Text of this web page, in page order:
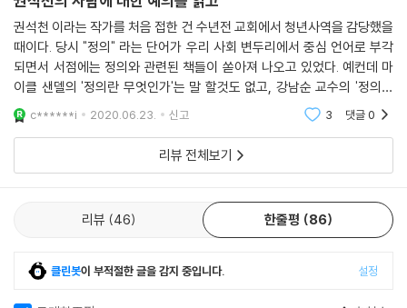
“인간의 비극은 스스로를 믿기 시작할 때부터 출발한다”
‘해야 한다’는 결론 대신 우리에게 필요한 것!
‘사람에 대한 예의’를 묻고 대답해보는 경험
극단으로 나뉜 한국 사회에서 글을 쓰는 일은 어렵고 두려운 일이다. 여러
갈래 의견이 함께 어울릴 수 있는 공간이 사라졌기 때문이다. 권석천은 그
틈바구니에서 의무감이 아니라 즐거움으로, ‘해야 한다’는 결론에 집중하
기보다 이야기를 갖고 노는 느낌으로 세상과 사람에 대한 이야기를 써보고
싶었다고 고백한다. 침착하고 성찰적인 글로 잘 알려진 기자 권석천, 스스
로 즐거움이라고 표현할 만큼 다르게 쓰려는 욕망이 행간에서 읽힌다. 그
권석천 이라는 작가를 처음 접한 건 수년전 교회에서 청년사역을 감당했을
때이다. 당시 "정의" 라는 단어가 우리 사회 변두리에서 중심 언어로 부각
되면서 서점에는 정의와 관련된 책들이 쏟아져 나오고 있었다. 예컨데 마
이클 샌델의 '정의란 무엇인가'는 말 할것도 없고, 강남순 교수의 '정의를
위하여' 라는 책도 등장했다.특별히 강남순 교수의 '정의를 위하여' 는 정의
에 대한 지
c******i 2020.06.23. 신고 3 댓글0
리뷰 전체보기
리뷰 46 한줄평 86
클린봇이 부적절한 글을 감지 중입니다. 설정